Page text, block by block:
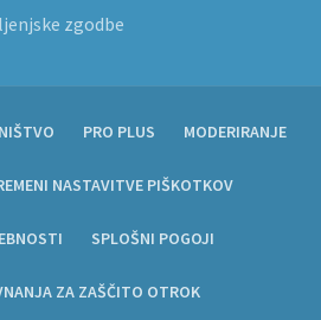
zgodbe
PRO PLUS MODERIRANJE
NASTAVITVE PIŠKOTKOV
SPLOŠNI POGOJI
ZA ZAŠČITO OTROK